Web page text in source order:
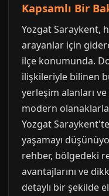
Kapsamlı Bir
Yozgat Saraykent,
arayanlar için
ilçe konumunda.
ilişkileriyle bilinen
yerleşim alanları
modern
Yozgat
yaşamayı
rehber, bölgedeki
avantajlarını ve
detaylı bir şekilde